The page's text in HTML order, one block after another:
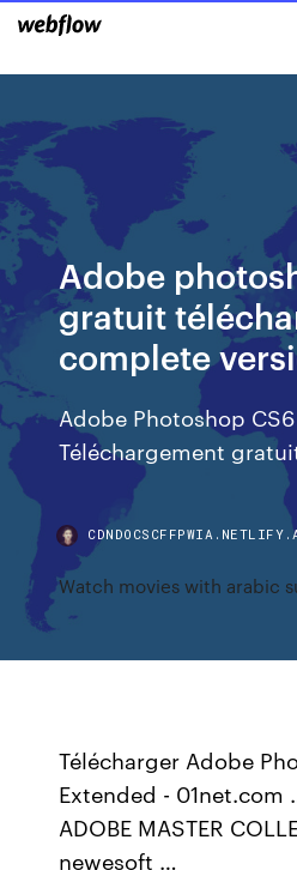
Adobe
gratuit
complete
Adobe Photoshop CS6
Téléchargement
Watch movies with arabic
Télécharger Adobe
Extended - 01net.com
ADOBE MASTER
newesoft …